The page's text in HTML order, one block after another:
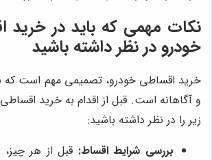
نکات مهمی که باید در خرید
خودرو در نظر داشته باشید
خرید اقساطی خودرو، تصمیمی مهم است که
و آگاهانه است. قبل از اقدام به خرید
زیر را در نظر داشته باشید:
بررسی شرایط اقساط: قبل از هر چیز،